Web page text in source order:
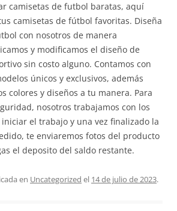
camisetas de futbol baratas, aquí
camisetas de fútbol favoritas. Diseña
con nosotros de manera
y modificamos el diseño de
sin costo alguno. Contamos con
únicos y exclusivos, además
colores y diseños a tu manera. Para
nosotros trabajamos con los
iniciar el trabajo y una vez finalizado la
te enviaremos fotos del producto
el deposito del saldo restante.
en Uncategorized el 14 de julio de 2023.